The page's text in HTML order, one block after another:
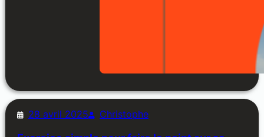
28 avril 2025 Christophe